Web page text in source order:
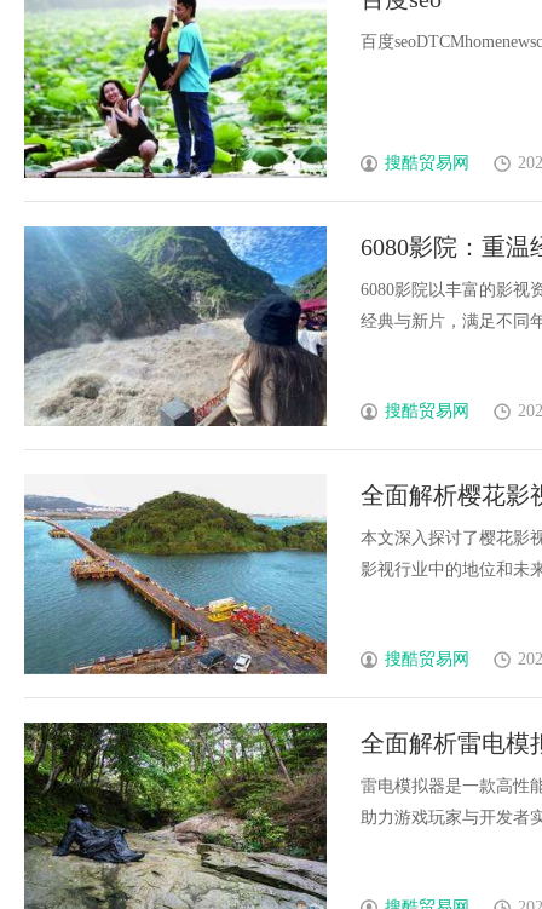
百度
搜酷贸易网
6080影院：重温
6080影院以丰富的影视
经典与新片，满足不同
搜酷贸易网
全面解析樱花影
前景
本文深入探讨了樱花影
影视行业中的地位和未
搜酷贸易网
全面解析雷电模
雷电模拟器是一款高性
助力游戏玩家与开发者